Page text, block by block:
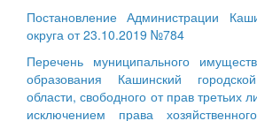
Постановление Администрации
округа от 23.10.2019 №784
Перечень муниципального
образования Кашинский
области, свободного от прав третьих
исключением права